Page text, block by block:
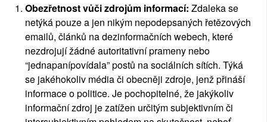
Obezřetnost vůči zdrojům informací: Zdaleka se
netýká pouze a jen nikým nepodepsaných řetězových
emailů, článků na dezinformačních webech, které
nezdrojují žádné autoritativní prameny nebo
“jednapanípovídala” postů na sociálních sítích. Týká
se jakéhokoliv média či obecněji zdroje, jenž přináší
informace o politice. Je pochopitelné, že jakýkoliv
informační zdroj je zatížen určitým subjektivním či